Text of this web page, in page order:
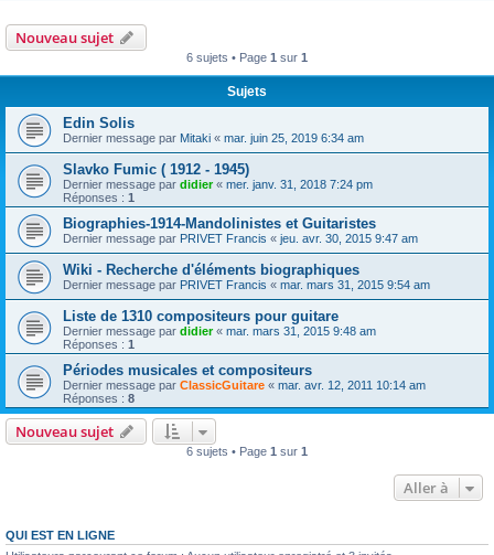
Nouveau sujet
6 sujets • Page 1 sur 1
Sujets
Edin Solis
Dernier message par Mitaki « mar. juin 25, 2019 6:34 am
Slavko Fumic ( 1912 - 1945)
Dernier message par didier« mer. janv. 31, 2018 7:24 pm
Réponses : 1
Biographies-1914-Mandolinistes et Guitaristes
Dernier message par PRIVET Francis « jeu. avr. 30, 2015 9:47 am
Wiki - Recherche d'éléments biographiques
Dernier message par PRIVET Francis « mar. mars 31, 2015 9:54 am
Liste de 1310 compositeurs pour guitare
Dernier message par didier« mar. mars 31, 2015 9:48 am
Réponses : 1
Périodes musicales et compositeurs
Dernier message par ClassicGuitare « mar. avr. 12, 2011 10:14 am
Réponses : 8
Nouveau sujet
6 sujets • Page 1 sur 1
Aller à
QUI EST EN LIGNE